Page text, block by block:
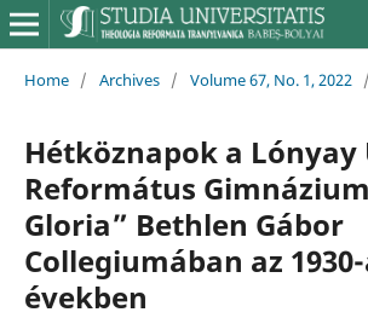
Home / Archives / Volume 67, No. 1, 2022 /
Hétköznapok a Lónyay
Református
Gloria” Bethlen Gábor
Collegiumában az
években